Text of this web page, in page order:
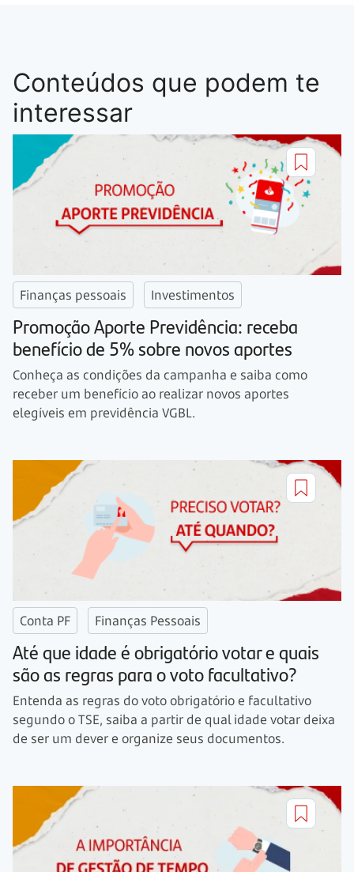
Conteúdos que podem te
interessar
Finanças pessoais Investimentos
Promoção Aporte Previdência: receba
benefício de 5% sobre novos aportes
Conheça as condições da campanha e saiba como
receber um benefício ao realizar novos aportes
elegíveis em previdência VGBL.
Conta PF Finanças Pessoais
Até que idade é obrigatório votar e quais
são as regras para o voto facultativo?
Entenda as regras do voto obrigatório e facultativo
segundo o TSE, saiba a partir de qual idade votar deixa
de ser um dever e organize seus documentos.